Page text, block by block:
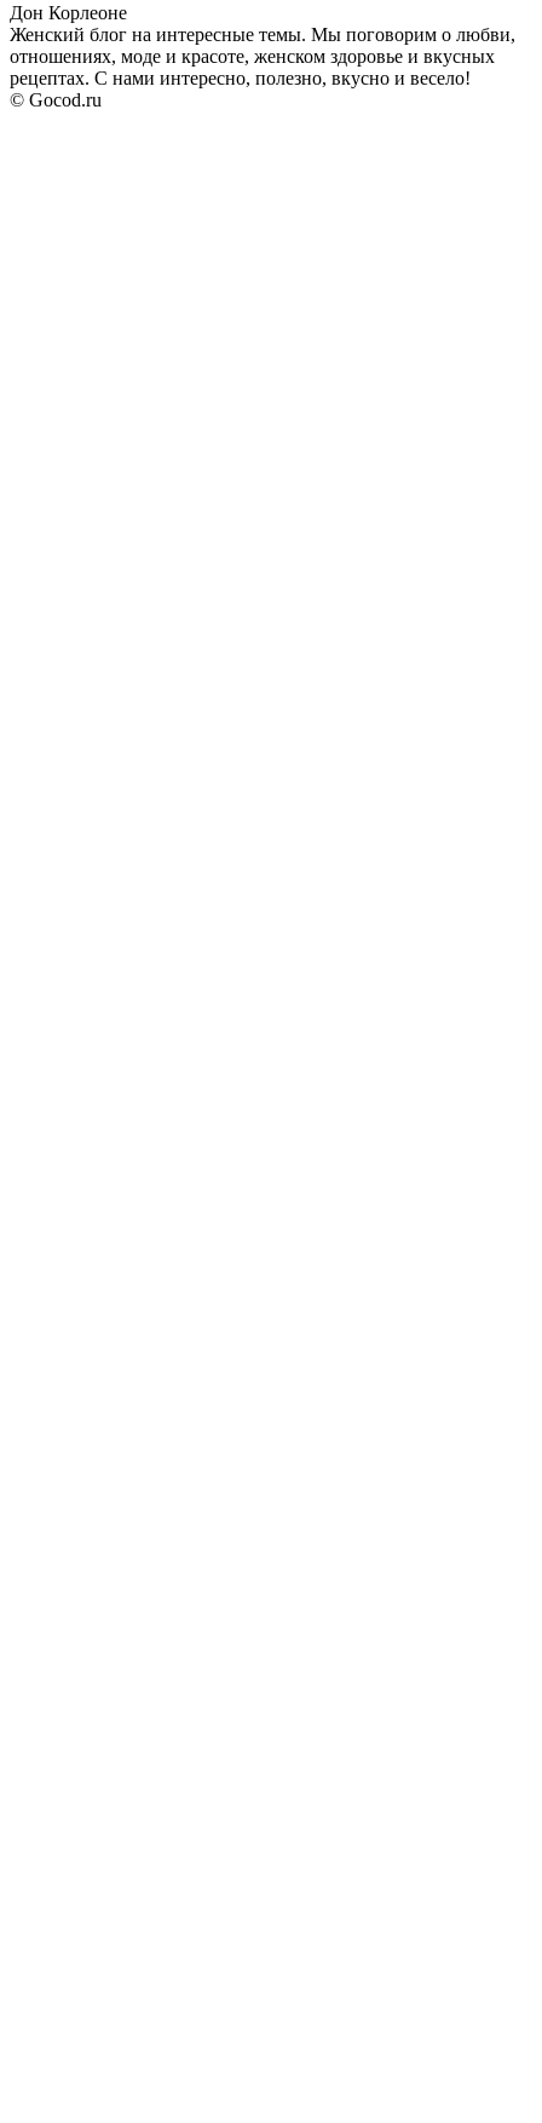
Дон Корлеоне
Женский блог на интересные темы. Мы поговорим о любви,
отношениях, моде и красоте, женском здоровье и вкусных
рецептах. С нами интересно, полезно, вкусно и весело!
© Gocod.ru